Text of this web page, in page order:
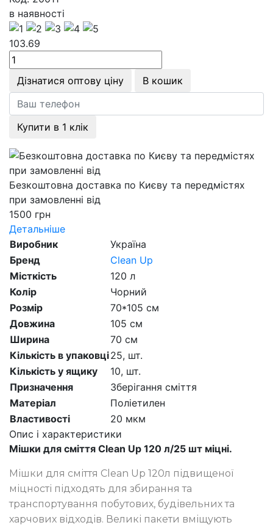
в наявності
103.69
Дізнатися оптову ціну В кошик
Купити в 1 клік
Безкоштовна доставка по Києву та передмістях
при замовленні від
1500 грн
Детальніше
Виробник
Україна
Бренд
Clean Up
Місткість
120 л
Колір
Чорний
Розмір
70*105 см
Довжина
105 см
Ширина
70 см
Кількість в упаковці25, шт.
Кількість у ящику
10, шт.
Призначення
Зберігання сміття
Матеріал
Поліетилен
Властивості
20 мкм
Опис і характеристики
Мішки для сміття Сlean Up 120 л/25 шт міцні.
Мішки для сміття Сlean Up 120л підвищеної
міцності підходять для збирання та
транспортування побутових, будівельних та
харчових відходів. Великі пакети вміщують